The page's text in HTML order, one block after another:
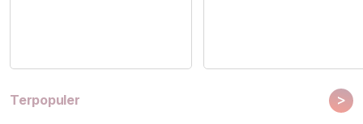
Terpopuler >